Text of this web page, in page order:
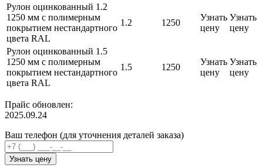
Рулон оцинкованный 1.2
1250 мм с полимерным
покрытием нестандартного
цвета RAL
1.2 1250
Узнать
цену
Узнать
цену
Рулон оцинкованный 1.5
1250 мм с полимерным
покрытием нестандартного
цвета RAL
1.5 1250
Узнать
цену
Узнать
цену
Прайс обновлен:
2025.09.24
Ваш телефон (для уточнения деталей заказа)
Узнать цену